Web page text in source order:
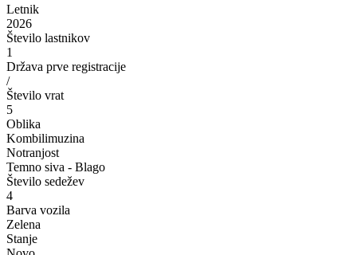
Letnik
2026
Število lastnikov
1
Država prve registracije
/
Število vrat
5
Oblika
Kombilimuzina
Notranjost
Temno siva - Blago
Število sedežev
4
Barva vozila
Zelena
Stanje